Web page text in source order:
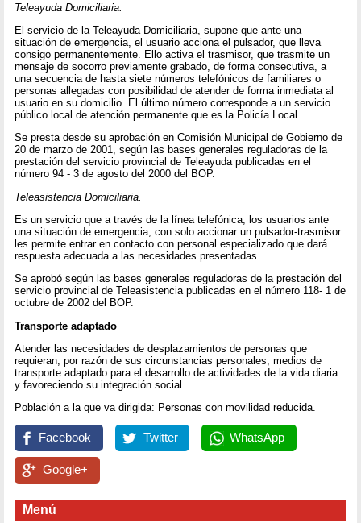
Teleayuda Domiciliaria.
El servicio de la Teleayuda Domiciliaria, supone que ante una
situación de emergencia, el usuario acciona el pulsador, que lleva
consigo permanentemente. Ello activa el trasmisor, que trasmite un
mensaje de socorro previamente grabado, de forma consecutiva, a
una secuencia de hasta siete números telefónicos de familiares o
personas allegadas con posibilidad de atender de forma inmediata al
usuario en su domicilio. El último número corresponde a un servicio
público local de atención permanente que es la Policía Local.
Se presta desde su aprobación en Comisión Municipal de Gobierno de
20 de marzo de 2001, según las bases generales reguladoras de la
prestación del servicio provincial de Teleayuda publicadas en el
número 94 - 3 de agosto del 2000 del BOP.
Teleasistencia Domiciliaria.
Es un servicio que a través de la línea telefónica, los usuarios ante
una situación de emergencia, con solo accionar un pulsador-trasmisor
les permite entrar en contacto con personal especializado que dará
respuesta adecuada a las necesidades presentadas.
Se aprobó según las bases generales reguladoras de la prestación del
servicio provincial de Teleasistencia publicadas en el número 118- 1 de
octubre de 2002 del BOP.
Transporte adaptado
Atender las necesidades de desplazamientos de personas que
requieran, por razón de sus circunstancias personales, medios de
transporte adaptado para el desarrollo de actividades de la vida diaria
y favoreciendo su integración social.
Población a la que va dirigida: Personas con movilidad reducida.
Facebook Twitter WhatsApp
Google+
Menú